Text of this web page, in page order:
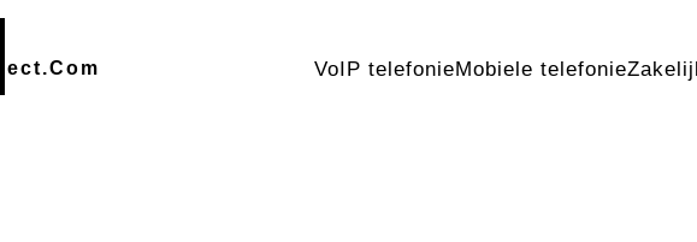
VoIP telefonieMobiele telefonie